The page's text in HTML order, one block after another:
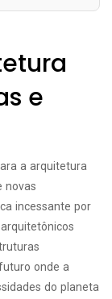
e
a arquitetura
novas
incessante por
onde a
do planeta